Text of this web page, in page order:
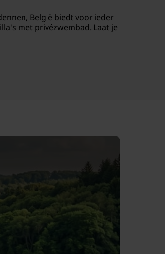
België biedt voor ieder
met privézwembad. Laat je